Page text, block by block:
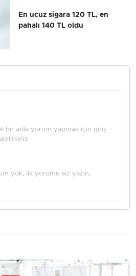
En ucuz sigara 120 TL, en
pahalı 140 TL oldu
bir adla yorum yapmak için giriş
yok, ilk yorumu siz yazın,